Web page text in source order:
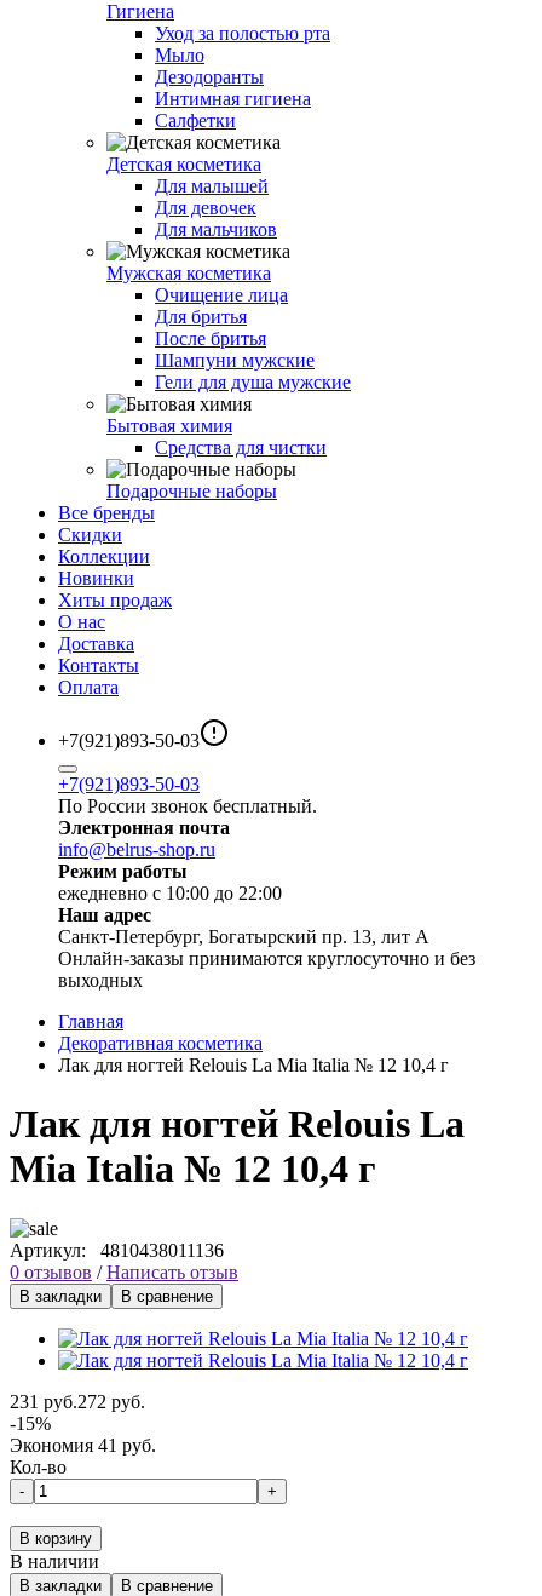
Гигиена
Уход за полостью рта
Мыло
Дезодоранты
Интимная гигиена
Салфетки
Детская косметика
Для малышей
Для девочек
Для мальчиков
Мужская косметика
Очищение лица
Для бритья
После бритья
Шампуни мужские
Гели для душа мужские
Бытовая химия
Средства для чистки
Подарочные наборы
Все бренды
Скидки
Коллекции
Новинки
Хиты продаж
О нас
Доставка
Контакты
Оплата
+7(921)893-50-03
+7(921)893-50-03
По России звонок бесплатный.
Электронная почта
info@belrus-shop.ru
Режим работы
ежедневно с 10:00 до 22:00
Наш адрес
Санкт-Петербург, Богатырский пр. 13, лит А
Онлайн-заказы принимаются круглосуточно и без
выходных
Главная
Декоративная косметика
Лак для ногтей Relouis La Mia Italia № 12 10,4 г
Лак для ногтей Relouis La
Mia Italia № 12 10,4 г
Артикул: 4810438011136
0 отзывов /Написать отзыв
В закладки В сравнение
231 руб.272 руб.
-15%
Экономия 41 руб.
Кол-во
- +
В корзину
В наличии
В закладки В сравнение